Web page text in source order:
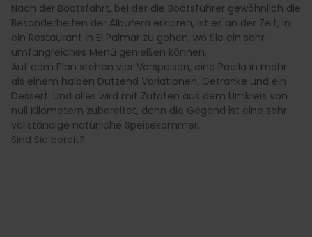
Nach der Bootsfahrt, bei der die Bootsführer gewöhnlich die
Besonderheiten der Albufera erklären, ist es an der Zeit, in
ein Restaurant in El Palmar zu gehen, wo Sie ein sehr
umfangreiches Menü genießen können.
Auf dem Plan stehen vier Vorspeisen, eine Paella in mehr
als einem halben Dutzend Variationen, Getränke und ein
Dessert. Und alles wird mit Zutaten aus dem Umkreis von
null Kilometern zubereitet, denn die Gegend ist eine sehr
vollständige natürliche Speisekammer.
Sind Sie bereit?